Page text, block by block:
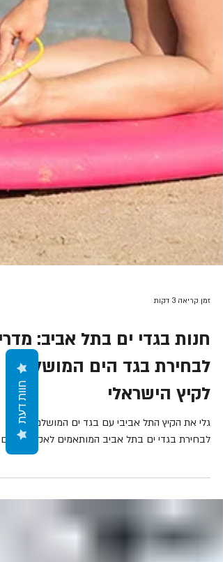
זמן קריאה 3 דקות
חנות בגדי ים בתל אביב:
לבחירת בגד הים המושלם
לקיץ הישראלי
גלי את הקיץ התל אביבי עם בגד ים המושלם! מדריך
חוות דעת